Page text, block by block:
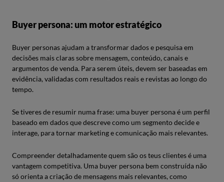
Buyer persona: um motor estratégico
Buyer personas ajudam a transformar dados e pesquisa em
decisões mais claras sobre mensagem, conteúdo, canais e
argumentos de venda. Para serem úteis, devem ser baseadas em
evidência, validadas com resultados reais e revistas ao longo do
tempo.
Se tiveres de resumir numa frase: uma buyer persona é um perfil
baseado em dados que descreve como um segmento decide e
interage, para tornar marketing e comunicação mais relevantes.
Compreender detalhadamente quem são os teus clientes é uma
vantagem competitiva. Uma buyer persona bem construída não
só orienta a criação de mensagens mais relevantes, como